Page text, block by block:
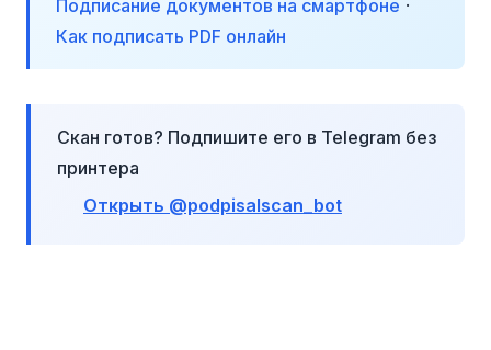
Подписание документов на смартфоне ·
Как подписать PDF онлайн
Скан готов? Подпишите его в Telegram без
принтера
Открыть @podpisalscan_bot